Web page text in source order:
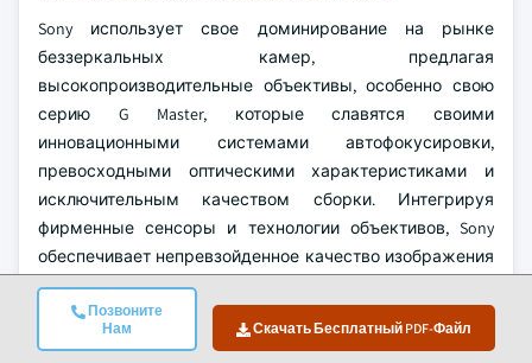
Позвоните
Нам
Скачать Бесплатный PDF-Файл
Sony использует свое доминирование на рынке
беззеркальных камер, предлагая
высокопроизводительные объективы, особенно свою
серию G Master, которые славятся своими
инновационными системами автофокусировки,
превосходными оптическими характеристиками и
исключительным качеством сборки. Интегрируя
фирменные сенсоры и технологии объективов, Sony
обеспечивает непревзойденное качество изображения
и производительность. Стратегический фокус компании
на полнокадровых беззеркальных системах,
объективах для видеосъемки и передовых функциях,